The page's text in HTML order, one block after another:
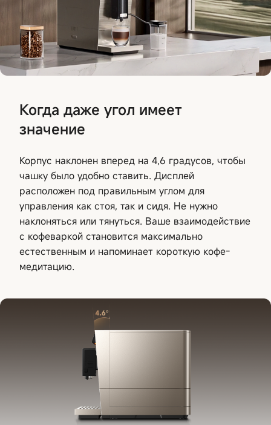
Когда даже угол имеет
значение
Корпус наклонен вперед на 4,6 градусов, чтобы
чашку было удобно ставить. Дисплей
расположен под правильным углом для
управления как стоя, так и сидя. Не нужно
наклоняться или тянуться. Ваше взаимодействие
с кофеваркой становится максимально
естественным и напоминает короткую кофе-
медитацию.